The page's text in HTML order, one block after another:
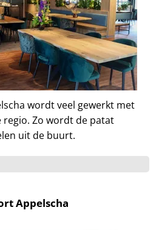
wordt veel gewerkt met
Zo wordt de patat
uit de buurt.
Appelscha